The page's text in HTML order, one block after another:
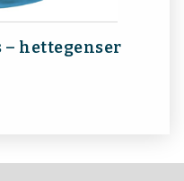
– hettegenser